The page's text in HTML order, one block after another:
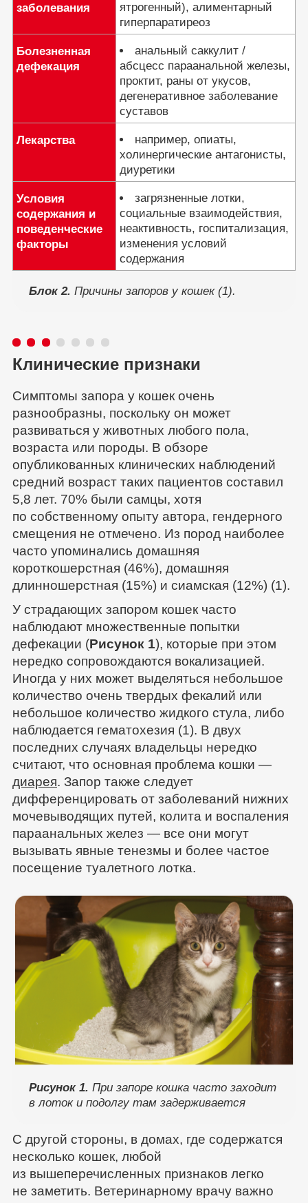
заболевания
ятрогенный), алиментарный
гиперпаратиреоз
Болезненная
дефекация
анальный саккулит /
абсцесс параанальной железы,
проктит, раны от укусов,
дегенеративное заболевание
суставов
Лекарства
например, опиаты,
холинергические антагонисты,
диуретики
Условия
содержания и
поведенческие
факторы
загрязненные лотки,
социальные взаимодействия,
неактивность, госпитализация,
изменения условий
содержания
Блок 2. Причины запоров у кошек (1).
Клинические признаки
Симптомы запора у кошек очень
разнообразны, поскольку он может
развиваться у животных любого пола,
возраста или породы. В обзоре
опубликованных клинических наблюдений
средний возраст таких пациентов составил
5,8 лет. 70% были самцы, хотя
по собственному опыту автора, гендерного
смещения не отмечено. Из пород наиболее
часто упоминались домашняя
короткошерстная (46%), домашняя
длинношерстная (15%) и сиамская (12%) (1).
У страдающих запором кошек часто
наблюдают множественные попытки
дефекации (Рисунок 1), которые при этом
нередко сопровождаются вокализацией.
Иногда у них может выделяться небольшое
количество очень твердых фекалий или
небольшое количество жидкого стула, либо
наблюдается гематохезия (1). В двух
последних случаях владельцы нередко
считают, что основная проблема кошки —
диарея. Запор также следует
дифференцировать от заболеваний нижних
мочевыводящих путей, колита и воспаления
параанальных желез — все они могут
вызывать явные тенезмы и более частое
посещение туалетного лотка.
Рисунок 1. При запоре кошка часто заходит
в лоток и подолгу там задерживается
С другой стороны, в домах, где содержатся
несколько кошек, любой
из вышеперечисленных признаков легко
не заметить. Ветеринарному врачу важно